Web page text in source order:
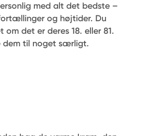
med alt det bedste –
og højtider. Du
om det er deres 18. eller 81.
dem til noget særligt.